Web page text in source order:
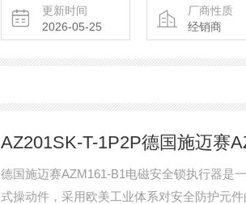
使防护门发生轻微沉降或偏移也能可靠锁定
它达到PL e / Category 4 / SIL 3最高
更新时间
2026-05-25
厂商性质
经销商
AZ201SK-T-1P2P德国施迈赛
德国施迈赛AZM161-B1电磁安全锁执行器是
式操动件，采用欧美工业体系对安全防护元